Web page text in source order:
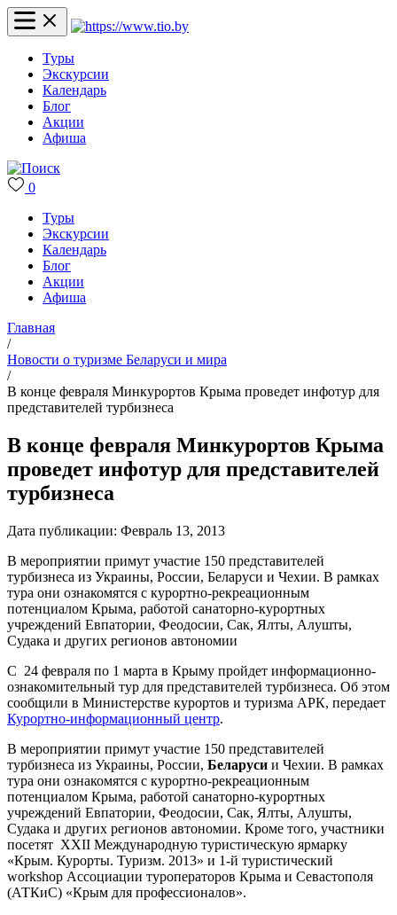
Туры
Экскурсии
Календарь
Блог
Акции
Афиша
0
Туры
Экскурсии
Календарь
Блог
Акции
Афиша
Главная
/
Новости о туризме Беларуси и мира
/
В конце февраля Минкурортов Крыма проведет инфотур для
представителей турбизнеса
В конце февраля Минкурортов Крыма
проведет инфотур для представителей
турбизнеса
Дата публикации: Февраль 13, 2013
В мероприятии примут участие 150 представителей
турбизнеса из Украины, России, Беларуси и Чехии. В рамках
тура они ознакомятся с курортно-рекреационным
потенциалом Крыма, работой санаторно-курортных
учреждений Евпатории, Феодосии, Сак, Ялты, Алушты,
Судака и других регионов автономии
С 24 февраля по 1 марта в Крыму пройдет информационно-
ознакомительный тур для представителей турбизнеса. Об этом
сообщили в Министерстве курортов и туризма АРК, передает
Курортно-информационный центр.
В мероприятии примут участие 150 представителей
турбизнеса из Украины, России, Беларуси и Чехии. В рамках
тура они ознакомятся с курортно-рекреационным
потенциалом Крыма, работой санаторно-курортных
учреждений Евпатории, Феодосии, Сак, Ялты, Алушты,
Судака и других регионов автономии. Кроме того, участники
посетят XXII Международную туристическую ярмарку
«Крым. Курорты. Туризм. 2013» и 1-й туристический
workshop Ассоциации туроператоров Крыма и Севастополя
(АТКиС) «Крым для профессионалов».